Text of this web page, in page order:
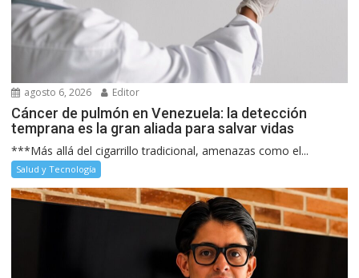
agosto 6, 2026 Editor
Cáncer de pulmón en Venezuela: la detección
temprana es la gran aliada para salvar vidas
***Más allá del cigarrillo tradicional, amenazas como el...
Salud y Tecnología